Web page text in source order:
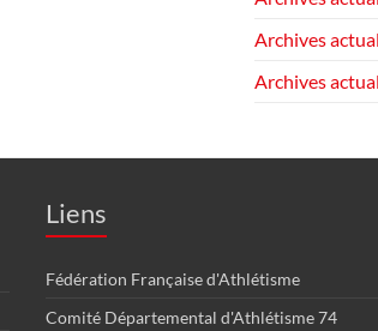
Archives
Archives
Liens
Fédération Française d'Athlétisme
Comité Départemental d'Athlétisme 74